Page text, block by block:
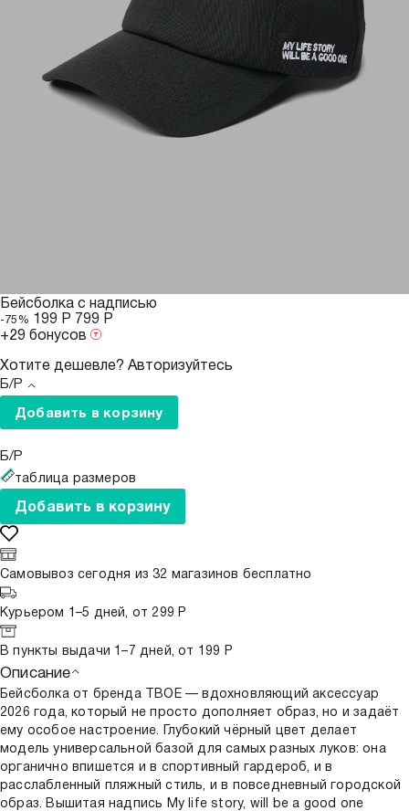
Бейсболка с надписью
-75% 199 Р 799 Р
+29 бонусов
Хотите дешевле? Авторизуйтесь
Б/Р
Добавить в корзину
Б/Р
таблица размеров
Добавить в корзину
Самовывоз сегодня из32 магазинов бесплатно
Курьером 1–5 дней, от 299 Р
Впункты выдачи 1–7 дней, от 199 Р
Описание
Бейсболка от бренда ТВОЕ — вдохновляющий аксессуар
2026 года, который не просто дополняет образ, но и задаёт
ему особое настроение. Глубокий чёрный цвет делает
модель универсальной базой для самых разных луков: она
органично впишется и в спортивный гардероб, и в
расслабленный пляжный стиль, и в повседневный городской
образ. Вышитая надпись My life story, will be a good one